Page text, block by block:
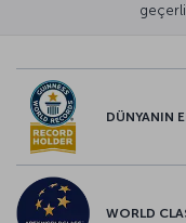
DÜNYANIN
WORLD